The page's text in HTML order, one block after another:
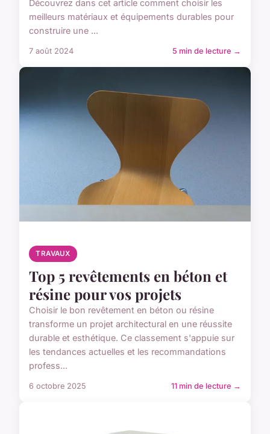
Découvrez dans cet article comment choisir les
meilleurs matériaux et équipements durables pour
construire une ...
7 août 2024 5 min de lecture →
TRAVAUX
Top 5 revêtements en béton et
résine pour vos projets
Choisir le bon revêtement en béton ou résine
transforme un projet architectural en une réussite
durable et esthétique. Ce classement s'appuie sur
les tendances actuelles et les recommandations
profess...
6 octobre 2025 11 min de lecture →